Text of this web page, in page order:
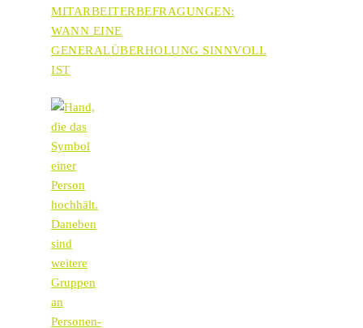
MITARBEITERBEFRAGUNGEN:
WANN EINE
GENERALÜBERHOLUNG SINNVOLL
IST